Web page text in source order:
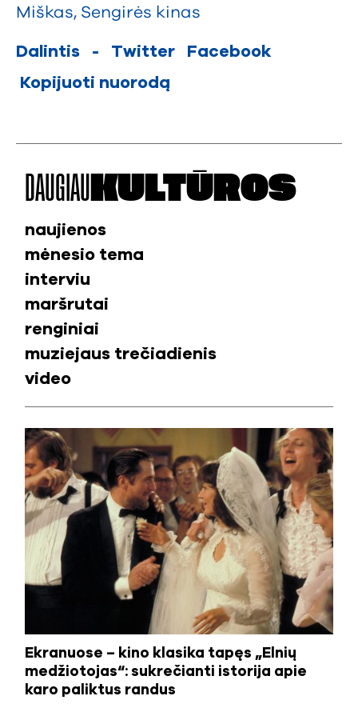
Miškas, Sengirės kinas
Dalintis - Twitter
Facebook
Kopijuoti nuorodą
DAUGIAU KULTŪROS
Ekranuose – kino klasika tapęs „Elnių
medžiotojas“: sukrečianti istorija apie
karo paliktus randus
naujienos
mėnesio tema
interviu
maršrutai
renginiai
muziejaus trečiadienis
video